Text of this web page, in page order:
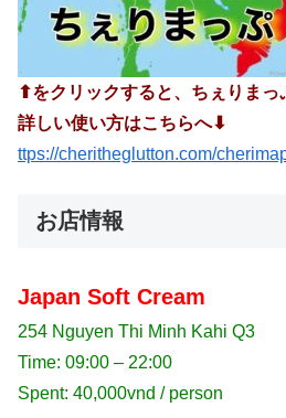
⬆︎をクリックすると、ちぇりまっ
詳しい使い方はこちらへ⬇︎
ttps://cheritheglutton.com/
お店情報
Japan Soft Cream
254 Nguyen Thi Minh Kahi Q3
Time: 09:00 – 22:00
Spent: 40,000vnd / person